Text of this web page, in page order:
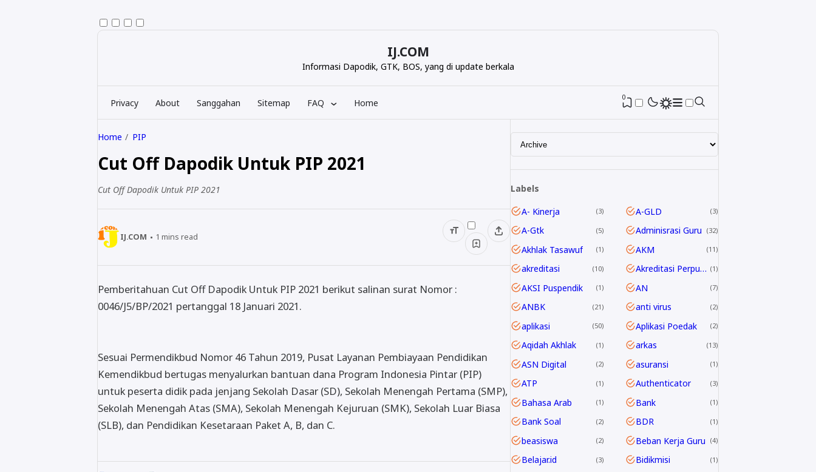
IJ.COM
Informasi Dapodik, GTK, BOS, yang di update berkala
Privacy About Sanggahan Sitemap FAQ Home 0
Home PIP
Cut Off Dapodik Untuk PIP 2021
Cut Off Dapodik Untuk PIP 2021
IJ.COM 1 mins read
Pemberitahuan Cut Off Dapodik Untuk PIP 2021 berikut salinan surat Nomor :
0046/J5/BP/2021 pertanggal 18 Januari 2021.
Sesuai Permendikbud Nomor 46 Tahun 2019, Pusat Layanan Pembiayaan Pendidikan
Kemendikbud bertugas menyalurkan bantuan dana Program Indonesia Pintar (PIP)
untuk peserta didik pada jenjang Sekolah Dasar (SD), Sekolah Menengah Pertama (SMP),
Sekolah Menengah Atas (SMA), Sekolah Menengah Kejuruan (SMK), Sekolah Luar Biasa
(SLB), dan Pendidikan Kesetaraan Paket A, B, dan C.
Labels
A- Kinerja
3 A-GLD 3
A-Gtk 5 Adminisrasi Guru 32
Akhlak Tasawuf 1 AKM 11
akreditasi 10 Akreditasi Perpustakaan 1
AKSI Puspendik 1 AN 7
ANBK 21 anti virus 2
aplikasi 50 Aplikasi Poedak 2
Aqidah Akhlak 1 arkas 13
ASN Digital 2 asuransi 1
ATP 1 Authenticator 3
Bahasa Arab 1 Bank 1
Bank Soal 2 BDR 1
beasiswa 2 Beban Kerja Guru 4
Belajar.id 3 Bidikmisi 1